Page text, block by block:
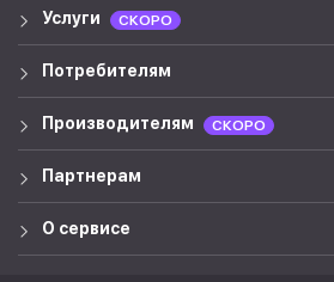
Услуги СКОРО
Потребителям
Производителям СКОРО
Партнерам
О сервисе